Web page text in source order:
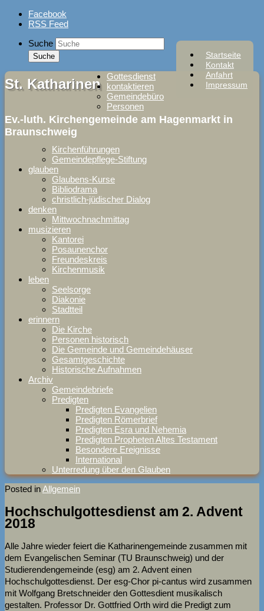
Skip
Facebook
RSS Feed
Startseite
Kontakt
Anfahrt
Impressum
Suche
St. Katharinen
Ev.-luth. Kirchengemeinde am Hagenmarkt in
Braunschweig
Gottesdienst
kontaktieren
Gemeindebüro
Personen
Kirchenführungen
Gemeindepflege-Stiftung
glauben
Glaubens-Kurse
Bibliodrama
christlich-jüdischer Dialog
denken
Mittwochnachmittag
musizieren
Kantorei
Posaunenchor
Freundeskreis
Kirchenmusik
leben
Seelsorge
Diakonie
Stadtteil
erinnern
Die Kirche
Personen historisch
Die Gemeinde und Gemeindehäuser
Gesamtgeschichte
Historische Aufnahmen
Archiv
Gemeindebriefe
Predigten
Predigten Evangelien
Predigten Römerbrief
Predigten Esra und Nehemia
Predigten Propheten Altes Testament
Besondere Ereignisse
International
Unterredung über den Glauben
Posted inAllgemein
Hochschulgottesdienst am 2. Advent
2018
Alle Jahre wieder feiert die Katharinengemeinde zusammen mit
dem Evangelischen Seminar (TU Braunschweig) und der
Studierendengemeinde (esg) am 2. Advent einen
Hochschulgottesdienst. Der esg-Chor pi-cantus wird zusammen
mit Wolfgang Bretschneider den Gottesdient musikalisch
gestalten. Professor Dr. Gottfried Orth wird die Predigt zum